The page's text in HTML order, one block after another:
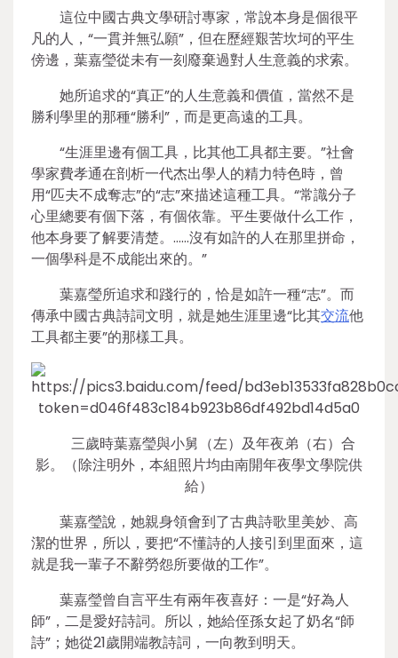
這位中國古典文學研討專家，常說本身是個很平
凡的人，“一貫并無弘願”，但在歷經艱苦坎坷的平生
傍邊，葉嘉瑩從未有一刻廢棄過對人生意義的求索。
她所追求的“真正”的人生意義和價值，當然不是
勝利學里的那種“勝利”，而是更高遠的工具。
“生涯里邊有個工具，比其他工具都主要。”社會
學家費孝通在剖析一代杰出學人的精力特色時，曾
用“匹夫不成奪志”的“志”來描述這種工具。“常識分子
心里總要有個下落，有個依靠。平生要做什么工作，
他本身要了解要清楚。……沒有如許的人在那里拼命，
一個學科是不成能出來的。”
葉嘉瑩所追求和踐行的，恰是如許一種“志”。而
傳承中國古典詩詞文明，就是她生涯里邊“比其交流他
工具都主要”的那樣工具。
三歲時葉嘉瑩與小舅（左）及年夜弟（右）合
影。（除注明外，本組照片均由南開年夜學文學院供
給）
葉嘉瑩說，她親身領會到了古典詩歌里美妙、高
潔的世界，所以，要把“不懂詩的人接引到里面來，這
就是我一輩子不辭勞怨所要做的工作”。
葉嘉瑩曾自言平生有兩年夜喜好：一是“好為人
師”，二是愛好詩詞。所以，她給侄孫女起了奶名“師
詩”；她從21歲開端教詩詞，一向教到明天。